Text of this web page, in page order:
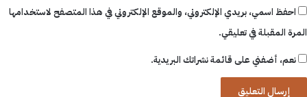
احفظ اسمي، بريدي الإلكتروني، والموقع الإلكتروني في هذا المتصفح لاستخدامها
المرة المقبلة في تعليقي.
نعم، أضفني على قائمة نشراتك البريدية.